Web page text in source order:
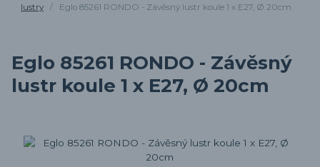
lustry
Eglo 85261 RONDO - Závěsný lustr koule 1 x E27, Ø 20cm
Eglo 85261 RONDO - Závěsný
lustr koule 1 x E27, Ø 20cm